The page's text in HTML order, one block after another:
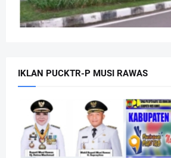
IKLAN PUCKTR-P MUSI RAWAS